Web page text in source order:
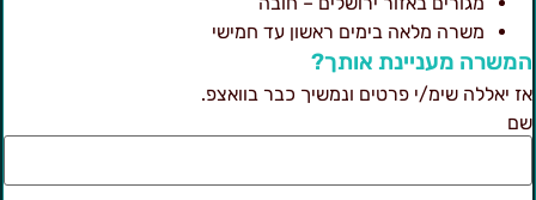
משרה מלאה בימים ראשון עד חמישי
מעניינת אותך?
יאללה שימ/י פרטים ונמשיך כבר בוואצפ.